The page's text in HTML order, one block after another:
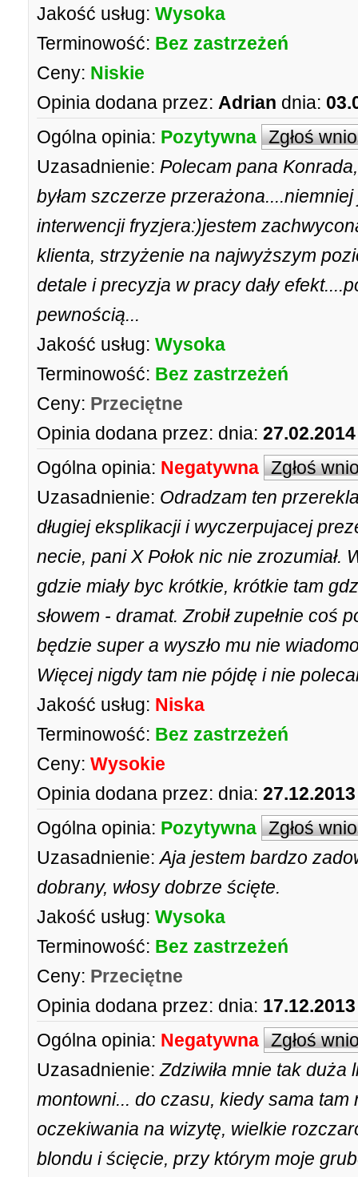
Jakość usług: Wysoka
Terminowość: Bez zastrzeżeń
Ceny: Niskie
Opinia dodana przez: Adrian dnia:
Ogólna opinia: Pozytywna Zgłoś
Uzasadnienie: Polecam pana
byłam szczerze
interwencji fryzjera:)jestem
klienta, strzyżenie na najwyższym
detale i precyzja w pracy dały
pewnością...
Jakość usług: Wysoka
Terminowość: Bez zastrzeżeń
Ceny: Przeciętne
Opinia dodana przez: dnia:
Ogólna opinia: Negatywna Zgłoś
Uzasadnienie: Odradzam ten
długiej eksplikacji i wyczerpujacej
necie, pani X Połok nic nie zrozumiał.
gdzie miały byc krótkie, krótkie tam
słowem - dramat. Zrobił zupełnie coś
będzie super a wyszło mu nie
Więcej nigdy tam nie pójdę i nie
Jakość usług: Niska
Terminowość: Bez zastrzeżeń
Ceny: Wysokie
Opinia dodana przez: dnia:
Ogólna opinia: Pozytywna Zgłoś
Uzasadnienie: Aja jestem bardzo
dobrany, włosy dobrze ścięte.
Jakość usług: Wysoka
Terminowość: Bez zastrzeżeń
Ceny: Przeciętne
Opinia dodana przez: dnia:
Ogólna opinia: Negatywna Zgłoś
Uzasadnienie: Zdziwiła mnie tak
montowni... do czasu, kiedy sama tam
oczekiwania na wizytę, wielkie
blondu i ścięcie, przy którym moje